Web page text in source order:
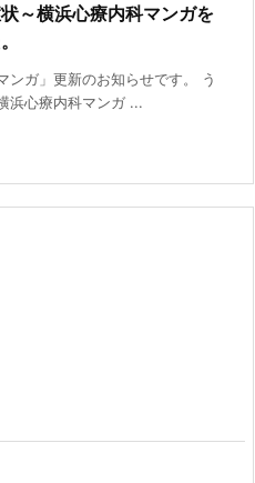
～横浜心療内科マンガを
ンガ」更新のお知らせです。 う
浜心療内科マンガ ...